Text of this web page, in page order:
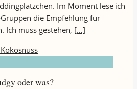
Im Moment lese ich
die Empfehlung für
Ich muss gestehen, […]
oder was?